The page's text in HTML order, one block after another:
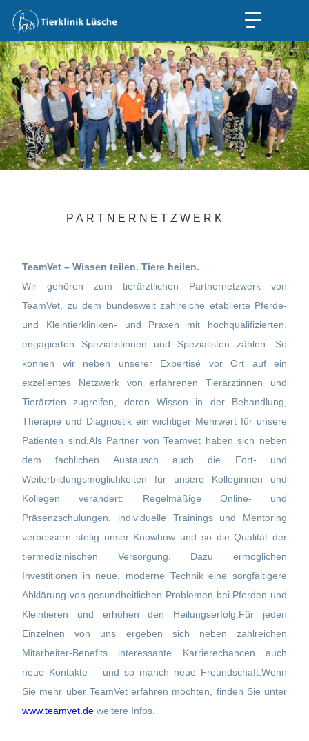
PARTNERNETZWERK
TeamVet – Wissen teilen. Tiere heilen.
Wir gehören zum tierärztlichen Partnernetzwerk von
TeamVet, zu dem bundesweit zahlreiche etablierte Pferde-
und Kleintierkliniken- und Praxen mit hochqualifizierten,
engagierten Spezialistinnen und Spezialisten zählen. So
können wir neben unserer Expertisé vor Ort auf ein
exzellentes Netzwerk von erfahrenen Tierärztinnen und
Tierärzten zugreifen, deren Wissen in der Behandlung,
Therapie und Diagnostik ein wichtiger Mehrwert für unsere
Patienten sind.Als Partner von Teamvet haben sich neben
dem fachlichen Austausch auch die Fort- und
Weiterbildungsmöglichkeiten für unsere Kolleginnen und
Kollegen verändert: Regelmäßige Online- und
Präsenzschulungen, individuelle Trainings und Mentoring
verbessern stetig unser Knowhow und so die Qualität der
tiermedizinischen Versorgung. Dazu ermöglichen
Investitionen in neue, moderne Technik eine sorgfältigere
Abklärung von gesundheitlichen Problemen bei Pferden und
Kleintieren und erhöhen den Heilungserfolg.Für jeden
Einzelnen von uns ergeben sich neben zahlreichen
Mitarbeiter-Benefits interessante Karrierechancen auch
neue Kontakte – und so manch neue Freundschaft.Wenn
Sie mehr über TeamVet erfahren möchten, finden Sie unter
www.teamvet.de weitere Infos.